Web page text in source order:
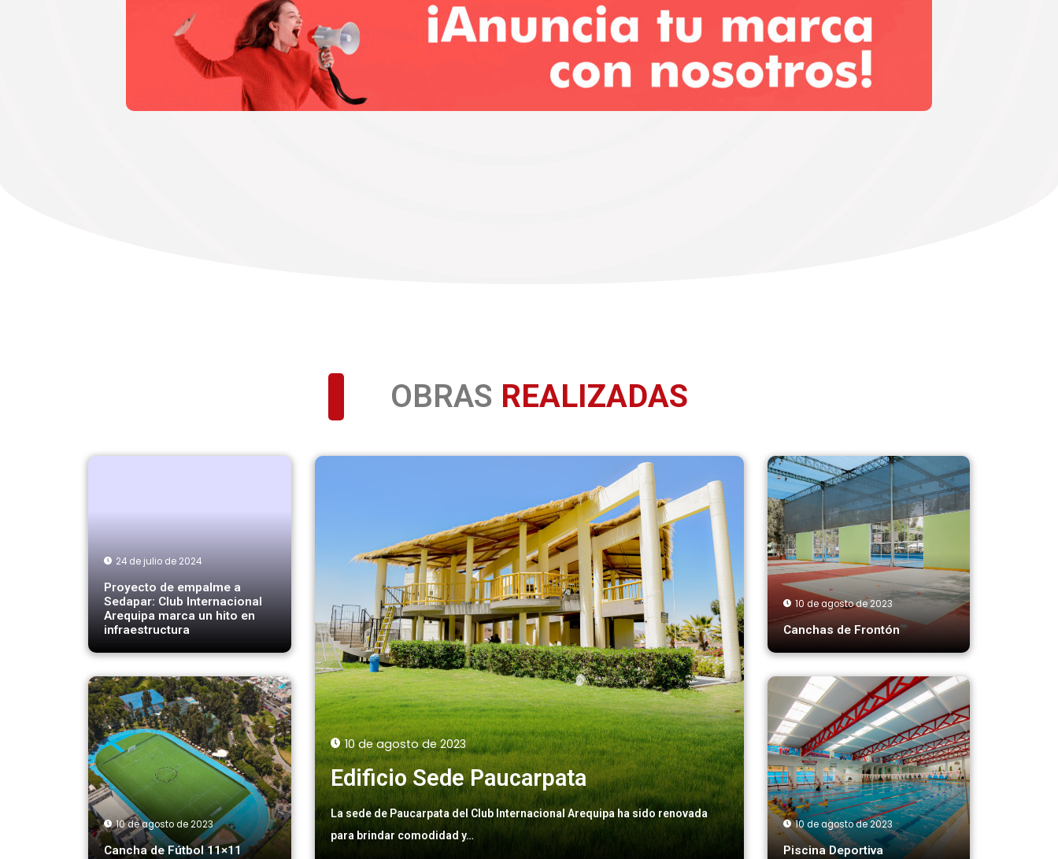
OBRAS REALIZADAS
24 de julio de 2024
Proyecto de empalme a
Sedapar: Club Internacional
Arequipa marca un hito en
infraestructura
10 de agosto de 2023
Edificio Sede Paucarpata
La sede de Paucarpata del Club Internacional Arequipa ha sido renovada
para brindar comodidad y…
10 de agosto de 2023
Canchas de Frontón
10 de agosto de 2023
Cancha de Fútbol 11×11
10 de agosto de 2023
Piscina Deportiva